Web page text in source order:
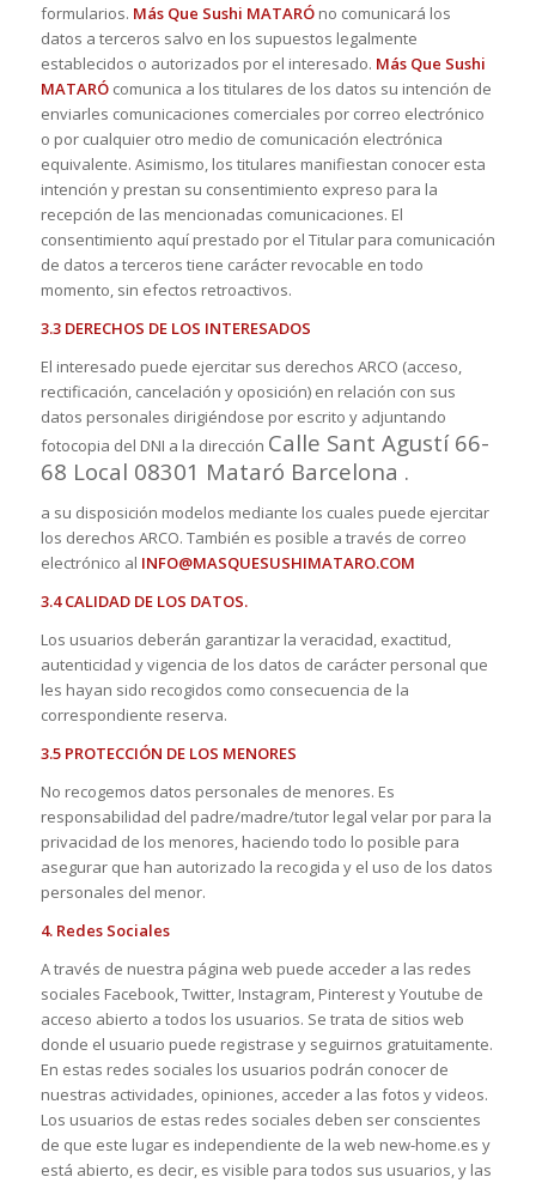
formularios. Más Que Sushi MATARÓ no comunicará los
datos a terceros salvo en los supuestos legalmente
establecidos o autorizados por el interesado. Más Que Sushi
MATARÓ comunica a los titulares de los datos su intención de
enviarles comunicaciones comerciales por correo electrónico
o por cualquier otro medio de comunicación electrónica
equivalente. Asimismo, los titulares manifiestan conocer esta
intención y prestan su consentimiento expreso para la
recepción de las mencionadas comunicaciones. El
consentimiento aquí prestado por el Titular para comunicación
de datos a terceros tiene carácter revocable en todo
momento, sin efectos retroactivos.
3.3 DERECHOS DE LOS INTERESADOS
El interesado puede ejercitar sus derechos ARCO (acceso,
rectificación, cancelación y oposición) en relación con sus
datos personales dirigiéndose por escrito y adjuntando
fotocopia del DNI a la dirección Calle Sant Agustí 66-
68 Local 08301 Mataró Barcelona .
a su disposición modelos mediante los cuales puede ejercitar
los derechos ARCO. También es posible a través de correo
electrónico al INFO@MASQUESUSHIMATARO.COM
3.4 CALIDAD DE LOS DATOS.
Los usuarios deberán garantizar la veracidad, exactitud,
autenticidad y vigencia de los datos de carácter personal que
les hayan sido recogidos como consecuencia de la
correspondiente reserva.
3.5 PROTECCIÓN DE LOS MENORES
No recogemos datos personales de menores. Es
responsabilidad del padre/madre/tutor legal velar por para la
privacidad de los menores, haciendo todo lo posible para
asegurar que han autorizado la recogida y el uso de los datos
personales del menor.
4. Redes Sociales
A través de nuestra página web puede acceder a las redes
sociales Facebook, Twitter, Instagram, Pinterest y Youtube de
acceso abierto a todos los usuarios. Se trata de sitios web
donde el usuario puede registrase y seguirnos gratuitamente.
En estas redes sociales los usuarios podrán conocer de
nuestras actividades, opiniones, acceder a las fotos y videos.
Los usuarios de estas redes sociales deben ser conscientes
de que este lugar es independiente de la web new-home.es y
está abierto, es decir, es visible para todos sus usuarios, y las